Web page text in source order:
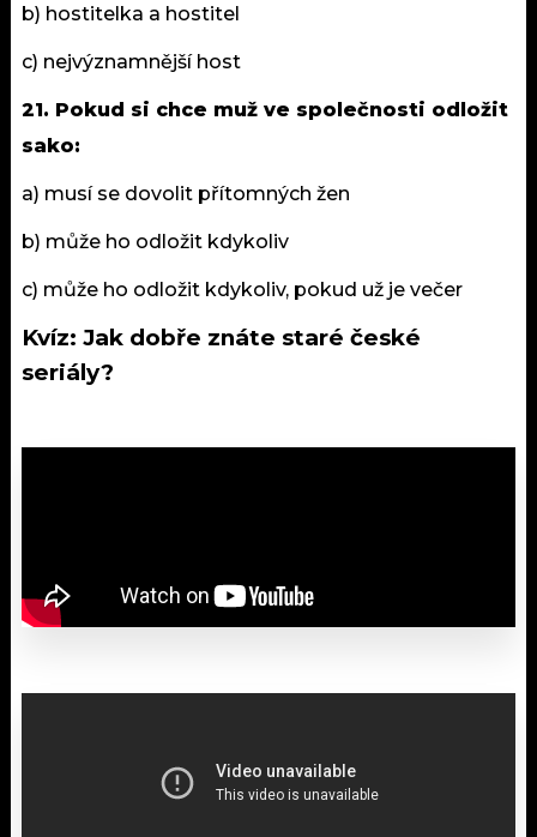
b) hostitelka a hostitel
c) nejvýznamnější host
21. Pokud si chce muž ve společnosti odložit
sako:
a) musí se dovolit přítomných žen
b) může ho odložit kdykoliv
c) může ho odložit kdykoliv, pokud už je večer
Kvíz: Jak dobře znáte staré české
seriály?